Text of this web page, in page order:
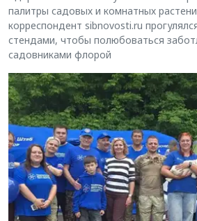
палитры садовых и комнатных
корреспондент sibnovosti.ru
стендами, чтобы полюбоваться
садовниками флорой